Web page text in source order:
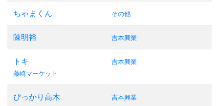
ちゃまくん その他
陳明裕 吉本興業
トキ
藤崎マーケット
吉本興業
ぴっかり高木 吉本興業